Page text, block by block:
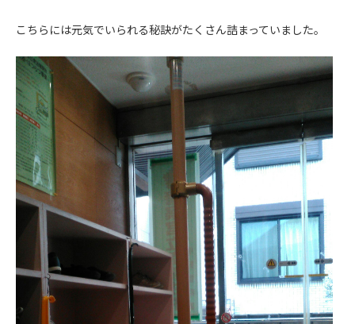
こちらには元気でいられる秘訣がたくさん詰まっていました。